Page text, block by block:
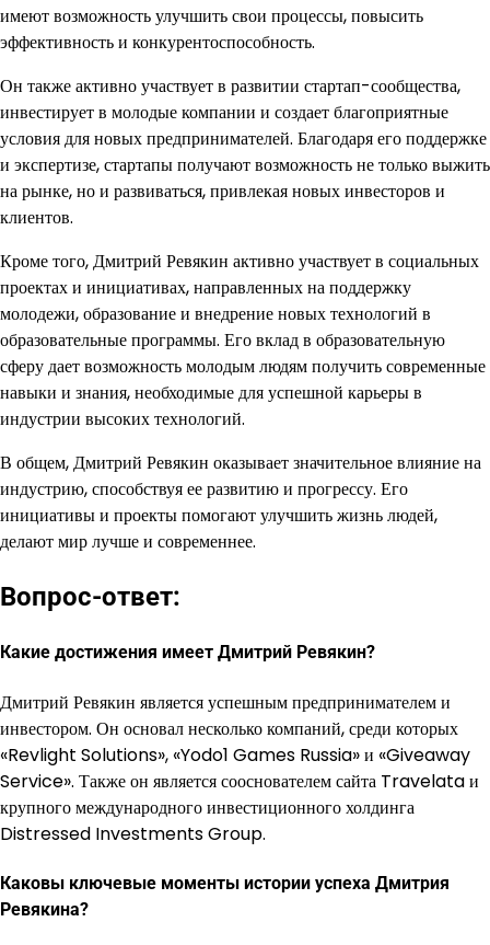
имеют возможность улучшить свои процессы, повысить
эффективность и конкурентоспособность.
Он также активно участвует в развитии стартап-сообщества,
инвестирует в молодые компании и создает благоприятные
условия для новых предпринимателей. Благодаря его поддержке
и экспертизе, стартапы получают возможность не только выжить
на рынке, но и развиваться, привлекая новых инвесторов и
клиентов.
Кроме того, Дмитрий Ревякин активно участвует в социальных
проектах и инициативах, направленных на поддержку
молодежи, образование и внедрение новых технологий в
образовательные программы. Его вклад в образовательную
сферу дает возможность молодым людям получить современные
навыки и знания, необходимые для успешной карьеры в
индустрии высоких технологий.
В общем, Дмитрий Ревякин оказывает значительное влияние на
индустрию, способствуя ее развитию и прогрессу. Его
инициативы и проекты помогают улучшить жизнь людей,
делают мир лучше и современнее.
Вопрос-ответ:
Какие достижения имеет Дмитрий Ревякин?
Дмитрий Ревякин является успешным предпринимателем и
инвестором. Он основал несколько компаний, среди которых
«Revlight Solutions», «Yodo1 Games Russia» и «Giveaway
Service». Также он является сооснователем сайта Travelata и
крупного международного инвестиционного холдинга
Distressed Investments Group.
Каковы ключевые моменты истории успеха Дмитрия
Ревякина?